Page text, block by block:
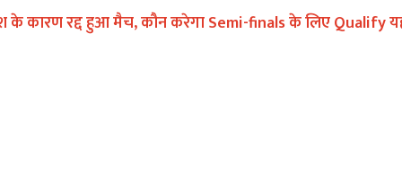
के कारण रद्द हुआ मैच, कौन करेगा Semi-finals के लिए Qualify